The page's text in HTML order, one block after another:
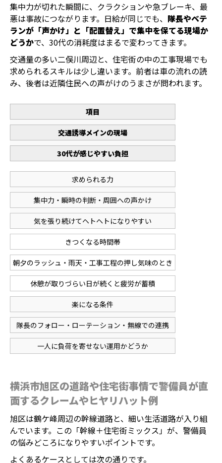
集中力が切れた瞬間に、クラクションや急ブレーキ、最
悪は事故につながります。日給が同じでも、 隊長やベテ
ランが「声かけ」と「配置替え」で集中を保てる現場か
どうかで、30代の消耗度はまるで変わってきます。
交通量の多い二俣川周辺と、住宅街の中の工事現場でも
求められるスキルは少し違います。前者は車の流れの読
み、後者は近隣住民への声がけのうまさが問われます。
項目
交通誘導メインの現場
30代が感じやすい負担
求められる力
集中力・瞬時の判断・周囲への声かけ
気を張り続けてヘトヘトになりやすい
きつくなる時間帯
朝夕のラッシュ・雨天・工事工程の押し気味のとき
休憩が取りづらい日が続くと疲労が蓄積
楽になる条件
隊長のフォロー・ローテーション・無線での連携
一人に負荷を寄せない運用かどうか
横浜市旭区の道路や住宅街事情で警備員が直
面するクレームやヒヤリハット例
旭区は鶴ケ峰周辺の幹線道路と、細い生活道路が入り組
んでいます。この「幹線＋住宅街ミックス」が、警備員
の悩みどころになりやすいポイントです。
よくあるケースとしては次の通りです。